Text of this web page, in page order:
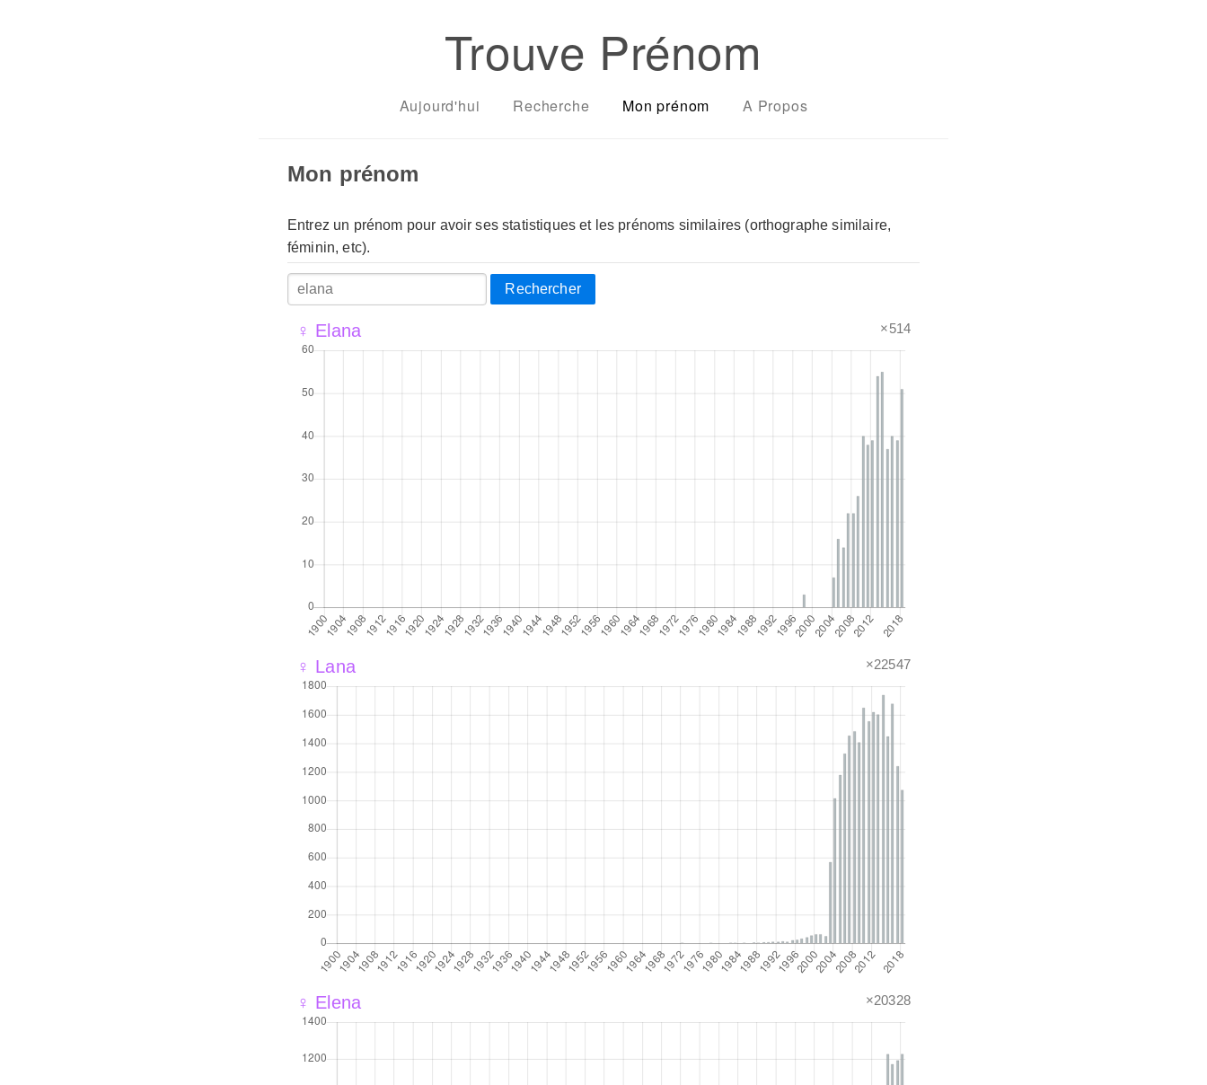
Trouve Prénom
Aujourd'hui Recherche Mon prénom A Propos
Mon prénom
Entrez un prénom pour avoir ses statistiques et les prénoms similaires (orthographe similaire,
féminin, etc).
Rechercher
♀ Elana ×514
♀ Lana ×22547
♀ Elena ×20328